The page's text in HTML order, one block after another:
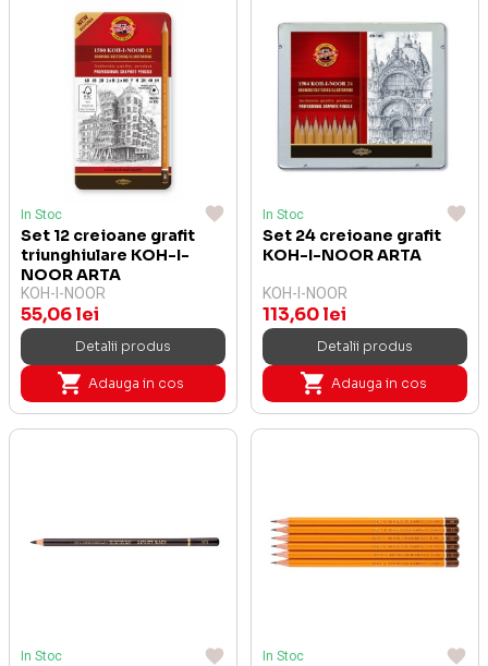
In Stoc
Set 12 creioane grafit
triunghiulare KOH-I-
NOOR ARTA
KOH-I-NOOR
55,06 lei
Detalii produs
Adauga in cos
In Stoc
Set 24 creioane grafit
KOH-I-NOOR ARTA
KOH-I-NOOR
113,60 lei
Detalii produs
Adauga in cos
In Stoc In Stoc